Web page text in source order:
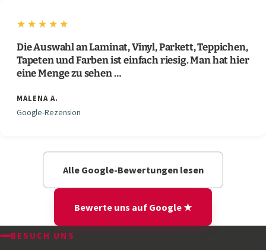
★★★★★
Die Auswahl an Laminat, Vinyl, Parkett, Teppichen,
Tapeten und Farben ist einfach riesig. Man hat hier
eine Menge zu sehen …
MALENA A.
Google-Rezension
Alle Google-Bewertungen lesen
Bewerte uns auf Google ★
BESUCH UNS